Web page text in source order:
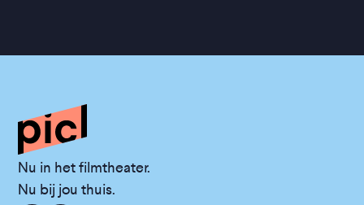
Nu in het filmtheater.
Nu bij jou thuis.